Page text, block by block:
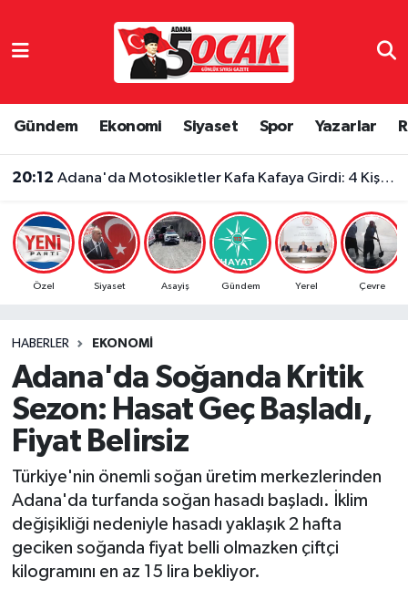
Gündem Ekonomi Siyaset Spor Yazarlar
20:12 Adana'da Motosikletler Kafa Kafaya Girdi: 4 Kişi Yaralandı
Özel Siyaset Asayiş Gündem Yerel Çevre
HABERLER EKONOMI
Adana'da Soğanda Kritik
Sezon: Hasat Geç Başladı,
Fiyat Belirsiz
Türkiye'nin önemli soğan üretim merkezlerinden
Adana'da turfanda soğan hasadı başladı. İklim
değişikliği nedeniyle hasadı yaklaşık 2 hafta
geciken soğanda fiyat belli olmazken çiftçi
kilogramını en az 15 lira bekliyor.
Dünya
Eğitim
Gündem
Haber Reklam
Magazin
Özel
Resmi İlanlar
Sağlık
Adana Nöbetçi Eczaneler
Adana Trafik Yoğunluk Haritası
Süper Lig Puan Durumu ve Fikstür
Son Dakika Haberleri
Haber Arşivi